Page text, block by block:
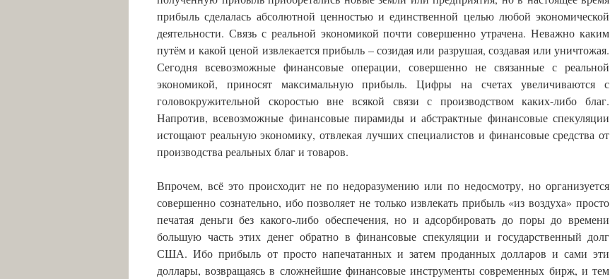
прибыль сделалась абсолютной ценностью и единственной целью любой экономической
деятельности. Связь с реальной экономикой почти совершенно утрачена. Неважно каким
путём и какой ценой извлекается прибыль – созидая или разрушая, создавая или уничтожая.
Сегодня всевозможные финансовые операции, совершенно не связанные с реальной
экономикой, приносят максимальную прибыль. Цифры на счетах увеличиваются с
головокружительной скоростью вне всякой связи с производством каких-либо благ.
Напротив, всевозможные финансовые пирамиды и абстрактные финансовые спекуляции
истощают реальную экономику, отвлекая лучших специалистов и финансовые средства от
производства реальных благ и товаров.
Впрочем, всё это происходит не по недоразумению или по недосмотру, но организуется
совершенно сознательно, ибо позволяет не только извлекать прибыль «из воздуха» просто
печатая деньги без какого-либо обеспечения, но и адсорбировать до поры до времени
большую часть этих денег обратно в финансовые спекуляции и государственный долг
США. Ибо прибыль от просто напечатанных и затем проданных долларов и сами эти
доллары, возвращаясь в сложнейшие финансовые инструменты современных бирж, и тем